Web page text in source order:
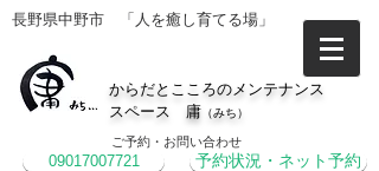
長野県中野市 「人を癒し育てる場」
からだとこころのメンテナンス
スペース 庸 （みち）
ご予約・お問い合わせ
09017007721 予約状況・ネット予約